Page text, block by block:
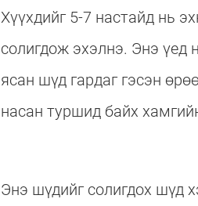
Хүүхдийг 5-7 настайд нь
солигдож эхэлнэ. Энэ үед
ясан шүд гардаг гэсэн
насан туршид байх
Энэ шүдийг солигдох шүд